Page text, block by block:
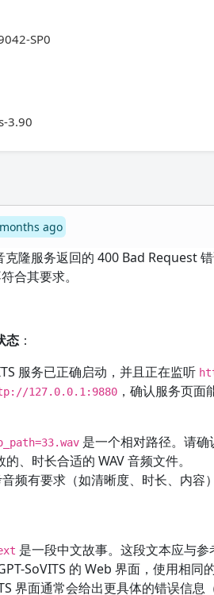
SP0
3.90
ago
克隆服务返回的 400 Bad Request
合其要求。
态 ：
服务已正确启动，并且正在监听
127.0.0.1:9880 ，确认服务页面
是一个相对路径。请确
、时长合适的 WAV 音频文件。
音频有要求（如清晰度、时长、内
是一段中文故事。这段文本应与参
SoVITS 的 Web 界面，使用相同
界面通常会给出更具体的错误信